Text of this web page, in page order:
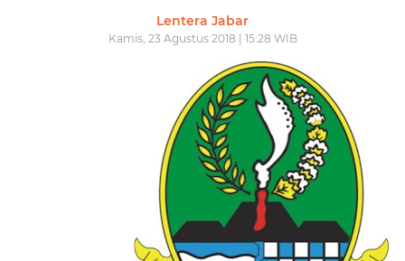
Lentera Jabar
Kamis, 23 Agustus 2018 | 15:28 WIB